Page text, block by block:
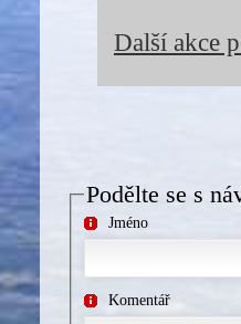
Další akce
Podělte se s
Jméno
Komentář